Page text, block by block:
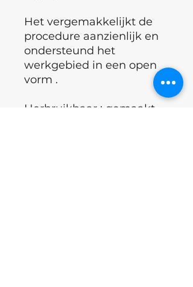
Het vergemakkelijkt de
procedure aanzienlijk en
ondersteund het
werkgebied in een open
vorm .
Herbruikbaar : gemaakt